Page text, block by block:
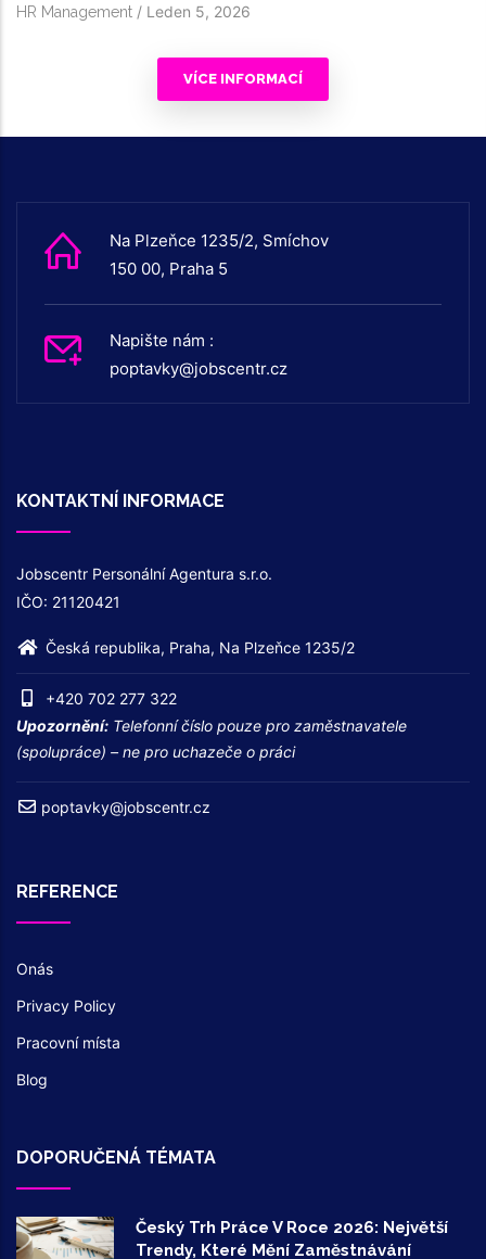
HR Management / Leden 5, 2026
VÍCE INFORMACÍ
Na Plzeňce 1235/2, Smíchov
150 00, Praha 5
Napište nám :
poptavky@jobscentr.cz
KONTAKTNÍ INFORMACE
Jobscentr Personální Agentura s.r.o.
IČO: 21120421
Česká republika, Praha, Na Plzeňce 1235/2
+420 702 277 322
Upozornění: Telefonní číslo pouze pro zaměstnavatele
(spolupráce) – ne pro uchazeče o práci
poptavky@jobscentr.cz
REFERENCE
Onás
Privacy Policy
Pracovní místa
Blog
DOPORUČENÁ TÉMATA
Český Trh Práce V Roce 2026: Největší
Trendy, Které Mění Zaměstnávání